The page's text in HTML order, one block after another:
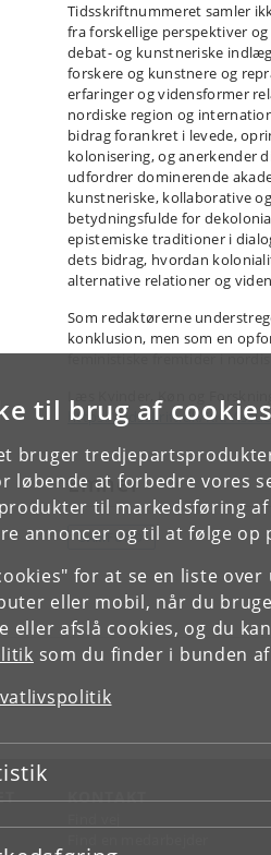
til brug af cookies
bruger
løbende at forbedre vores
til markedsføring
annoncer og til at følge op
for at se en liste
eller mobil, når du
eller afslå cookies, og du
som du finder i bunden
eller afslå
Tidsskriftnummeret samler
fra forskellige perspektiver
debat- og kunstneriske
forskere og kunstnere og
erfaringer og vidensformer
nordiske region og
bidrag forankret i levede,
kolonisering, og anerkender
udfordrer dominerende
kunstneriske, kollaborative
betydningsfulde for
epistemiske traditioner i
dets bidrag, hvordan
alternative relationer og
Som redaktørerne
konklusion, men som en
feministiske fremtider i
Læs Kvinder, Køn og
https://tidsskrift.dk/KKF/
Emner
SAMFUND
S.
KONTAKT